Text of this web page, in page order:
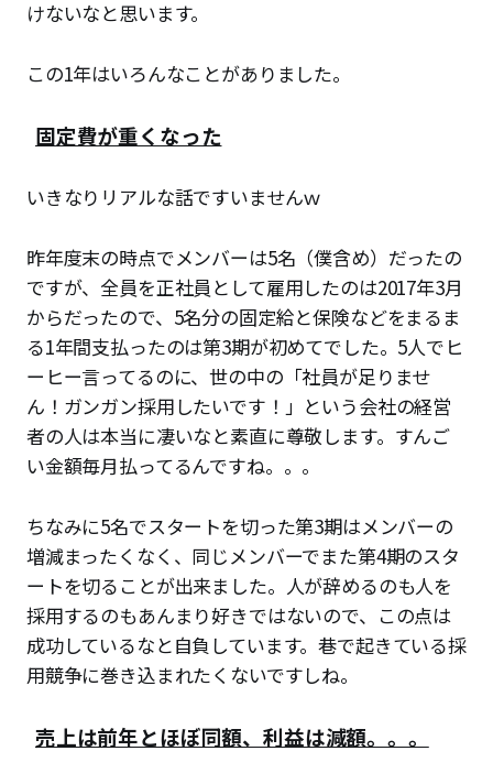
けないなと思います。
この1年はいろんなことがありました。
固定費が重くなった
いきなりリアルな話ですいませんｗ
昨年度末の時点でメンバーは5名（僕含め）だったの
ですが、全員を正社員として雇用したのは2017年3月
からだったので、5名分の固定給と保険などをまるま
る1年間支払ったのは第3期が初めてでした。5人でヒ
ーヒー言ってるのに、世の中の「社員が足りませ
ん！ガンガン採用したいです！」という会社の経営
者の人は本当に凄いなと素直に尊敬します。すんご
い金額毎月払ってるんですね。。。
ちなみに5名でスタートを切った第3期はメンバーの
増減まったくなく、同じメンバーでまた第4期のスタ
ートを切ることが出来ました。人が辞めるのも人を
採用するのもあんまり好きではないので、この点は
成功しているなと自負しています。巷で起きている採
用競争に巻き込まれたくないですしね。
売上は前年とほぼ同額、利益は減額。。。